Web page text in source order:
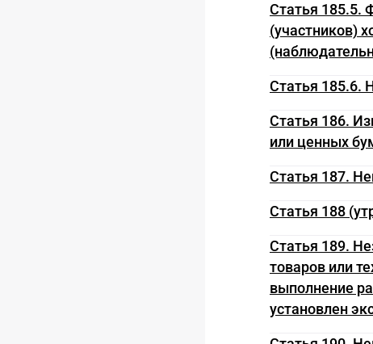
Статья 185.5.
(участников)
Статья 185.6.
Статья 186.
или ценных
Статья 187.
Статья 188
Статья 189.
товаров или
выполнение
установлен